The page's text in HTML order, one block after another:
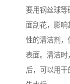
要用钢丝球等
面刮花，影
性的清洁剂，
表面。清洁时
后，可以用